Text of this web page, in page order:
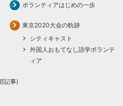
ボランティアはじめの一歩
東京2020大会の軌跡
シティキャスト
外国人おもてなし語学ボランテ
ィア
記事)